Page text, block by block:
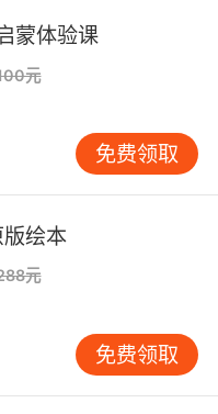
阅读大使项目，鼓
故事。 技术赋能方
系统实现实时反
NLP算法分析句子
的阅读行为生成个性
，使用该系统的学
统方法快2.3倍。
评估体系包含4+1
段落理解正确率、
数四项硬性指标，
。每月生成的《阅
员在字面理解、推
四个维度的进步轨
员的阅读里程碑：
蒙体验课
元
免费领取
绘本
元
免费领取